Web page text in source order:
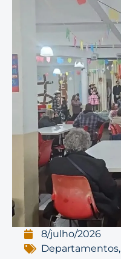
8/julho/2026
Departamentos,